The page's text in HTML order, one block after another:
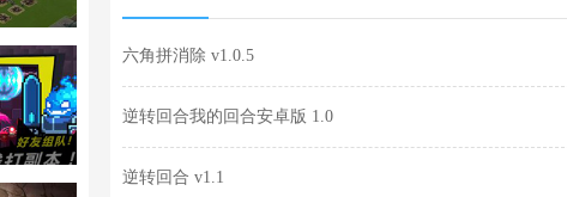
六角拼消除 v1.0.5
逆转回合我的回合安卓版 1.0
逆转回合 v1.1